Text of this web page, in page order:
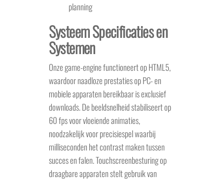
planning
Systeem Specificaties en
Systemen
Onze game-engine functioneert op HTML5,
waardoor naadloze prestaties op PC- en
mobiele apparaten bereikbaar is exclusief
downloads. De beeldsnelheid stabiliseert op
60 fps voor vloeiende animaties,
noodzakelijk voor precisiespel waarbij
milliseconden het contrast maken tussen
succes en falen. Touchscreenbesturing op
draagbare apparaten stelt gebruik van